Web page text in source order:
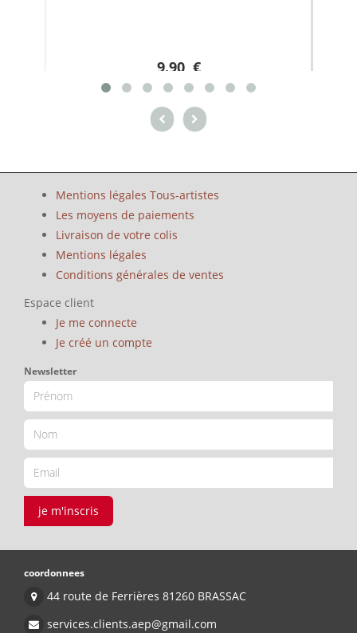
9.90 €
Mentions légales Tous-artistes
Les moyens de paiements
Livraison de votre colis
Mentions légales
Conditions générales de ventes
Espace client
Je me connecte
Je créé un compte
Newsletter
je m'inscris
coordonnees
44 route de Ferrières 81260 BRASSAC
services.clients.aep@gmail.com